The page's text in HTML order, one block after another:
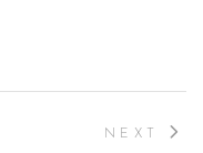
NEXT